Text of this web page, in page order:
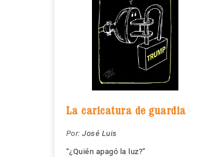
La caricatura de guardia
Por: José Luis
“¿Quién apagó la luz?”